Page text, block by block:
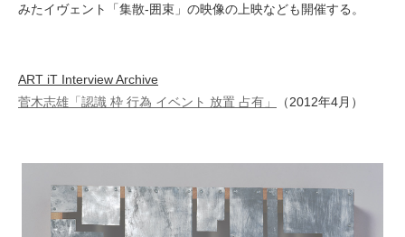
みたイヴェント「集散‐囲束」の映像の上映なども開催する。
ART iT Interview Archive
菅木志雄「認識 枠 行為 イベント 放置 占有」
（2012年4月）